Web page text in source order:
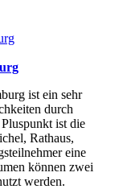
ist ein sehr
durch
ist die
Rathaus,
eine
können zwei
werden.